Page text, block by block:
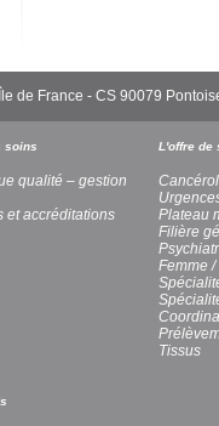
de France - CS 90079
soins
qualité – gestion
et accréditations
L'offre de
Plateau
Filière
Femme /
Tissus